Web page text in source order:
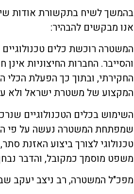
בהמשך לשיח בתקשורת אודות
אנו מבקשים להבהיר:
המשטרה רוכשת כלים
והסייבר. החברות החיצוניות
החקירתי, ובתוך כך הפעלת הכלי
המקצוע של משטרת ישראל ולא על
השימוש בכלים הטכנולוגיים
שמפתחת המשטרה נעשה על פי
טכנולוגי לצורך ביצוע האזנת
משפט מוסמך כמקובל, והדבר
מפכ"ל המשטרה, רב ניצב יעקב